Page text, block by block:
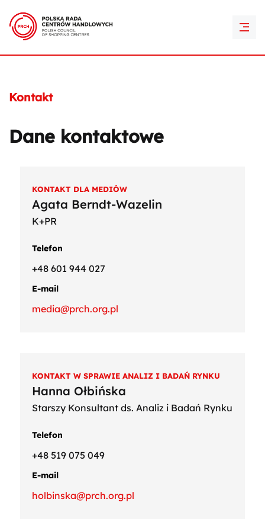
Kontakt
Dane kontaktowe
KONTAKT W SPRAWIE ANALIZ I BADAŃ RYNKU
Hanna Ołbińska
Starszy Konsultant ds. Analiz i Badań Rynku
Telefon
+48 519 075 049
E-mail
holbinska@prch.org.pl
KONTAKT DLA MEDIÓW
Agata Berndt-Wazelin
K+PR
Telefon
+48 601 944 027
E-mail
media@prch.org.pl